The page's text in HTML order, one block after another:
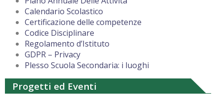
Calendario Scolastico
Certificazione delle competenze
Codice Disciplinare
Regolamento d’Istituto
GDPR – Privacy
Plesso Scuola Secondaria: i luoghi
Progetti ed Eventi